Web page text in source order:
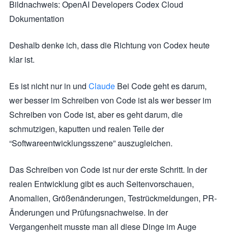
Bildnachweis: OpenAI Developers Codex Cloud
Dokumentation
Deshalb denke ich, dass die Richtung von Codex heute
klar ist.
Es ist nicht nur in und Claude Bei Code geht es darum,
wer besser im Schreiben von Code ist als wer besser im
Schreiben von Code ist, aber es geht darum, die
schmutzigen, kaputten und realen Teile der
“Softwareentwicklungsszene” auszugleichen.
Das Schreiben von Code ist nur der erste Schritt. In der
realen Entwicklung gibt es auch Seitenvorschauen,
Anomalien, Größenänderungen, Testrückmeldungen, PR-
Änderungen und Prüfungsnachweise. In der
Vergangenheit musste man all diese Dinge im Auge